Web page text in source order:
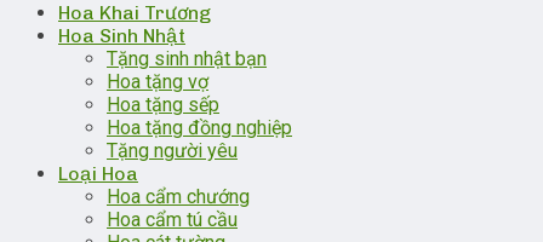
Hoa Khai Trương
Hoa Sinh Nhật
Tặng sinh nhật bạn
Hoa tặng vợ
Hoa tặng sếp
Hoa tặng đồng nghiệp
Tặng người yêu
Loại Hoa
Hoa cẩm chướng
Hoa cẩm tú cầu